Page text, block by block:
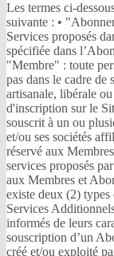
Les termes ci-
suivante : •
Services proposés
spécifiée dans
"Membre" : toute
pas dans le cadre
artisanale, libérale
d'inscription sur le
souscrit à un ou
et/ou ses sociétés
réservé aux
services proposés
aux Membres et
existe deux (2) types
Services
informés de leurs
souscription d’un
créé et/ou exploité